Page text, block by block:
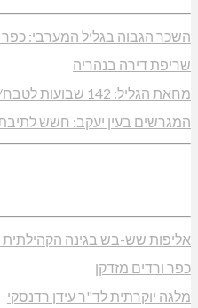
השכר הגבוה בגליל המערבי: כפר
שריפת דירה בנהריה
מחאת הגליל: 142 שבועות לטבח/ 13 שבועות לתיקון
המגרשים בעין יעקב: חשש
אליפות שש-בש בגינה הקהילתית
כפר ורדים מזדקן
מלגה יוקרתית לד"ר עידן רדנסקי